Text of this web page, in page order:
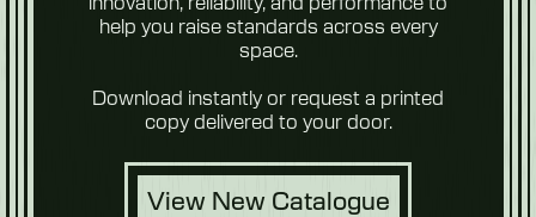
Gemüse
help you raise standards across every
space.
Download instantly or request a printed
copy delivered to your door.
View New Catalogue